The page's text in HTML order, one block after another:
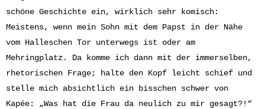
schöne Geschichte ein, wirklich sehr komisch:
Meistens, wenn mein Sohn mit dem Papst in der Nähe
vom Halleschen Tor unterwegs ist oder am
Mehringplatz. Da komme ich dann mit der immerselben,
rhetorischen Frage; halte den Kopf leicht schief und
stelle mich absichtlich ein bisschen schwer von
Kapée: „Was hat die Frau da neulich zu mir gesagt?!“